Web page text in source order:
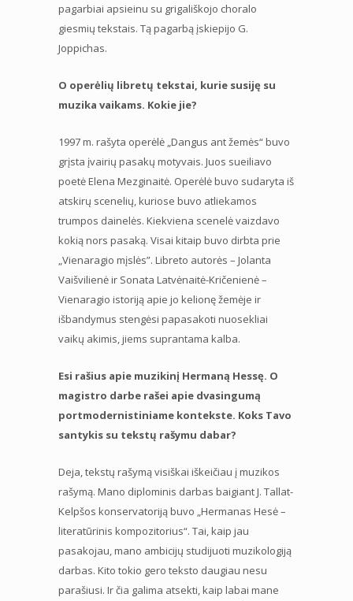
pagarbiai apsieinu su grigališkojo choralo
giesmių tekstais. Tą pagarbą įskiepijo G.
Joppichas.
O operėlių libretų tekstai, kurie susiję su
muzika vaikams. Kokie jie?
1997 m. rašyta operėlė „Dangus ant žemės“ buvo
grįsta įvairių pasakų motyvais. Juos sueiliavo
poetė Elena Mezginaitė. Operėlė buvo sudaryta iš
atskirų scenelių, kuriose buvo atliekamos
trumpos dainelės. Kiekviena scenelė vaizdavo
kokią nors pasaką. Visai kitaip buvo dirbta prie
„Vienaragio mįslės”. Libreto autorės – Jolanta
Vaišvilienė ir Sonata Latvėnaitė-Kričenienė –
Vienaragio istoriją apie jo kelionę žemėje ir
išbandymus stengėsi papasakoti nuosekliai
vaikų akimis, jiems suprantama kalba.
Esi rašius apie muzikinį Hermaną Hessę. O
magistro darbe rašei apie dvasingumą
portmodernistiniame kontekste. Koks Tavo
santykis su tekstų rašymu dabar?
Deja, tekstų rašymą visiškai iškeičiau į muzikos
rašymą. Mano diplominis darbas baigiant J. Tallat-
Kelpšos konservatoriją buvo „Hermanas Hesė –
literatūrinis kompozitorius“. Tai, kaip jau
pasakojau, mano ambicijų studijuoti muzikologiją
darbas. Kito tokio gero teksto daugiau nesu
parašiusi. Ir čia galima atsekti, kaip labai mane